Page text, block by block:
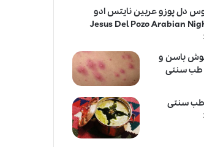
دل پوزو عربین نایتس ادو
باسن و
طب سنتی
طب سنتی